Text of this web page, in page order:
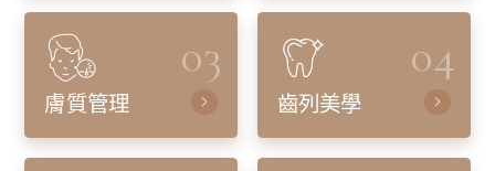
03
膚質管理
04
齒列美學